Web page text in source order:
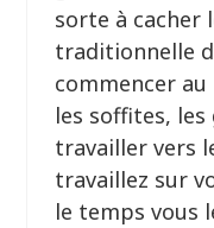
sorte à cacher
traditionnelle
commencer
les soffites,
travailler vers
travaillez sur
le temps vous